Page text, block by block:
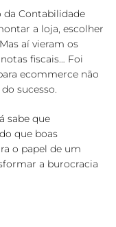
Contabilidade
a loja, escolher
aí vieram os
fiscais… Foi
ecommerce não
sucesso.
sabe que
que boas
o papel de um
a burocracia